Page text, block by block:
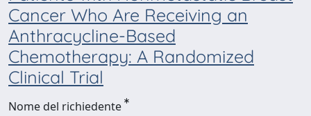
Cancer Who Are Receiving an
Anthracycline-Based
Chemotherapy: A Randomized
Clinical Trial
Nome del richiedente